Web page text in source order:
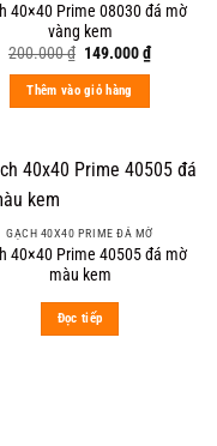
40×40 Prime 08030 đá mờ
vàng kem
200.000₫ Original
was:
200.000 ₫.
149.000₫Current
price
Thêm vào giỏ hàng
GẠCH 40X40 PRIME ĐÁ MỜ
40×40 Prime 40505 đá mờ
màu kem
Đọc tiếp